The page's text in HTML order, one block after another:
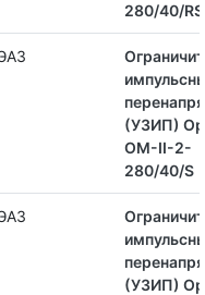
280/40/RS
(УЗИП)
OM-II-2-
280/40/S
(УЗИП)